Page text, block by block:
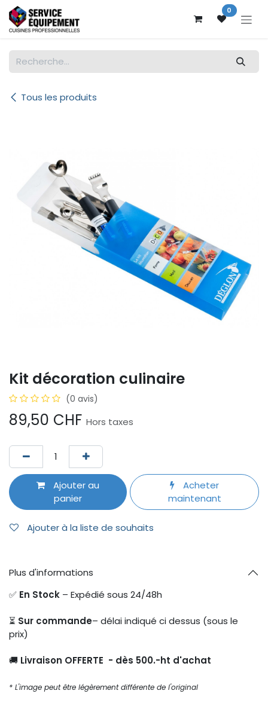
Se rendre au contenu 0
Tous les produits
Kit décoration culinaire
(0 avis)
89,50 CHF Hors taxes
Ajouter au
panier
Acheter
maintenant
Ajouter à la liste de souhaits
Plus d'informations
✅ En Stock – Expédié sous 24/48h
⏳ Sur commande– délai indiqué ci dessus (sous le
prix)
🚚 Livraison OFFERTE - dès 500.-ht d'achat
* L'image peut être légèrement différente de l'original